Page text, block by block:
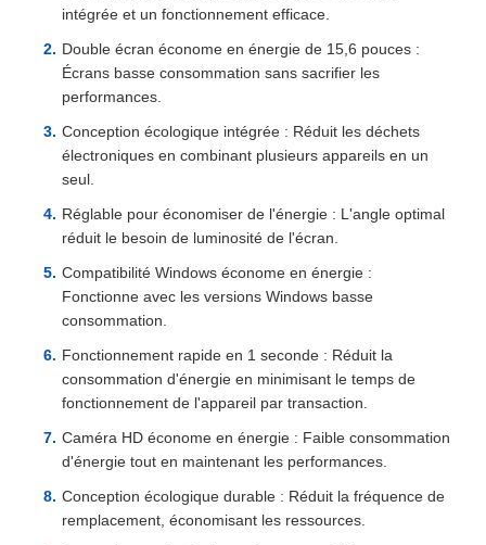
intégrée et un fonctionnement efficace.
Double écran économe en énergie de 15,6 pouces :
Écrans basse consommation sans sacrifier les
performances.
Conception écologique intégrée : Réduit les déchets
électroniques en combinant plusieurs appareils en un
seul.
Réglable pour économiser de l'énergie : L'angle optimal
réduit le besoin de luminosité de l'écran.
Compatibilité Windows économe en énergie :
Fonctionne avec les versions Windows basse
consommation.
Fonctionnement rapide en 1 seconde : Réduit la
consommation d'énergie en minimisant le temps de
fonctionnement de l'appareil par transaction.
Caméra HD économe en énergie : Faible consommation
d'énergie tout en maintenant les performances.
Conception écologique durable : Réduit la fréquence de
remplacement, économisant les ressources.